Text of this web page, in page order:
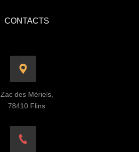
CONTACTS
Zac des Mériels,
78410 Flins